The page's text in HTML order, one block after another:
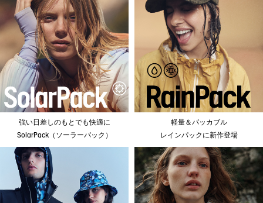
強い日差しのもとでも快適に
SolarPack（ソーラーパック）
軽量＆パッカブル
レインパックに新作登場